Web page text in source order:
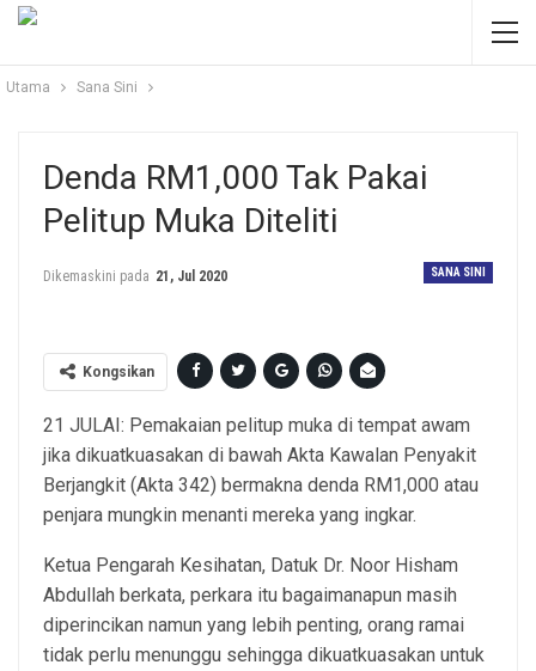
Utama Sana Sini
Denda RM1,000 Tak Pakai
Pelitup Muka Diteliti
SANA SINI
Dikemaskini pada 21, Jul 2020
Kongsikan
21 JULAI: Pemakaian pelitup muka di tempat awam
jika dikuatkuasakan di bawah Akta Kawalan Penyakit
Berjangkit (Akta 342) bermakna denda RM1,000 atau
penjara mungkin menanti mereka yang ingkar.
Ketua Pengarah Kesihatan, Datuk Dr. Noor Hisham
Abdullah berkata, perkara itu bagaimanapun masih
diperincikan namun yang lebih penting, orang ramai
tidak perlu menunggu sehingga dikuatkuasakan untuk